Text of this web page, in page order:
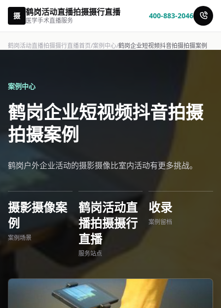
摄 鹤岗活动直播拍摄摄行直播
医学手术直播服务
400-883-2046
鹤岗活动直播拍摄摄行直播首页/案例中心/鹤岗企业短视频抖音拍摄拍摄案例
案例中心
鹤岗企业短视频抖音拍摄
拍摄案例
鹤岗户外企业活动的摄影摄像比室内活动有更多挑战。
摄影摄像案
例
案例场景
鹤岗活动直
播拍摄摄行
直播
服务站点
收录
案例留档